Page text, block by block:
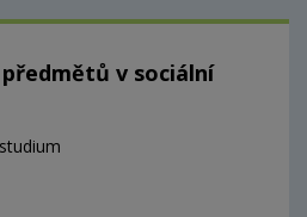
v sociální